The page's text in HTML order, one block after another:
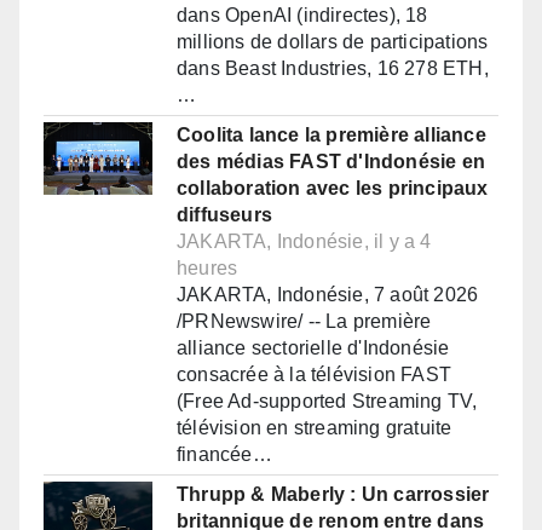
dans OpenAI (indirectes), 18
millions de dollars de participations
dans Beast Industries, 16 278 ETH,
…
Coolita lance la première alliance
des médias FAST d'Indonésie en
collaboration avec les principaux
diffuseurs
JAKARTA, Indonésie, il y a 4
heures
JAKARTA, Indonésie, 7 août 2026
/PRNewswire/ -- La première
alliance sectorielle d'Indonésie
consacrée à la télévision FAST
(Free Ad-supported Streaming TV,
télévision en streaming gratuite
financée…
Thrupp & Maberly : Un carrossier
britannique de renom entre dans